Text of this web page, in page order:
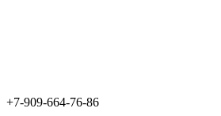
+7-909-664-76-86